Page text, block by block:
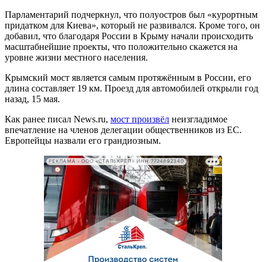
Парламентарий подчеркнул, что полуостров был «курортным
придатком для Киева», который не развивался. Кроме того, он
добавил, что благодаря России в Крыму начали происходить
масштабнейшие проекты, что положительно скажется на
уровне жизни местного населения.
Крымский мост является самым протяжённым в России, его
длина составляет 19 км. Проезд для автомобилей открыли год
назад, 15 мая.
Как ранее писал News.ru, мост произвёл неизгладимое
впечатление на членов делегации общественников из ЕС.
Европейцы назвали его грандиозным.
РЕКЛАМА • ООО «СТАЛЬКРЕП» ИНН 7724892340